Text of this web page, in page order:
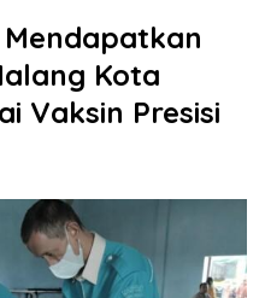
Kota
Vaksin Presisi